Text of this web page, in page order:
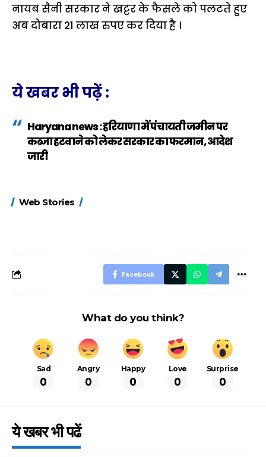
नायब सैनी सरकार ने खट्टर के फैसले को पलटते हुए
अब दोबारा 21 लाख रुपए कर दिया है ।
ये खबर भी पढ़ें :
Haryana news : हरियाणा में पंचायती जमीन पर
कब्जा हटवाने को लेकर सरकार का फरमान, आदेश
जारी
Web Stories
FASTag के ये नए
Facebook
What do you think?
Sad
0
Angry
0
Happy
0
Love
0
Surprise
0
ये खबर भी पढें